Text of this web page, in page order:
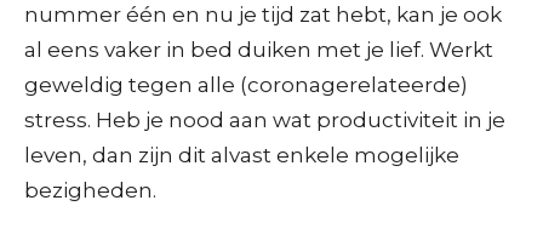
nummer één en nu je tijd zat hebt, kan je ook
al eens vaker in bed duiken met je lief. Werkt
geweldig tegen alle (coronagerelateerde)
stress. Heb je nood aan wat productiviteit in je
leven, dan zijn dit alvast enkele mogelijke
bezigheden.